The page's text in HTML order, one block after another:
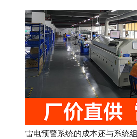
雷电预警系统的成本还与系统